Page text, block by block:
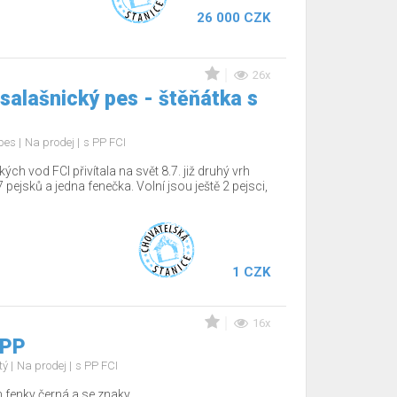
26 000 CZK
26x
pes - štěňátka s
Na prodej s PP FCI
vod FCI přivítala na svět 8.7. již druhý vrh
pejsků a jedna fenečka. Volní jsou ještě 2 pejsci,
1 CZK
16x
Na prodej s PP FCI